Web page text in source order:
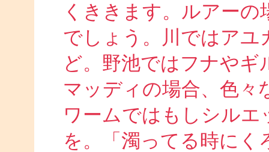
くききます。ルアー
でしょう。川ではアユ
ど。野池ではフナやギ
マッディの場合、色々
ワームではもしシル
を。「濁ってる時にく